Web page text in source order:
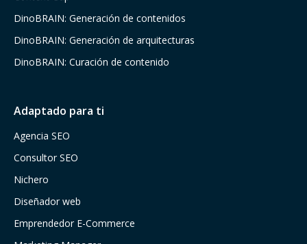
DinoBRAIN: Generación de contenidos
DinoBRAIN: Generación de arquitecturas
DinoBRAIN: Curación de contenido
Adaptado para ti
Agencia SEO
Consultor SEO
Nichero
Diseñador web
Emprendedor E-Commerce